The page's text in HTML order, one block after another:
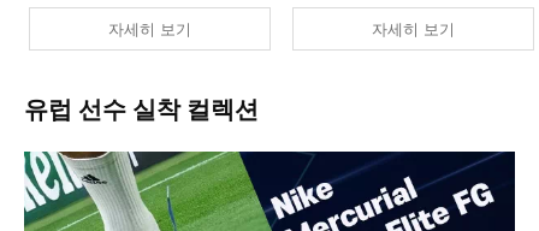
자세히 보기 자세히 보기
유럽 선수 실착 컬렉션